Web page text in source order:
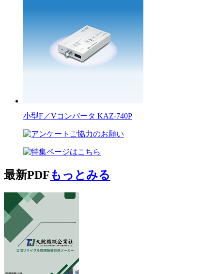
小型F／Vコンバータ KAZ-740P
最新PDFもっとみる